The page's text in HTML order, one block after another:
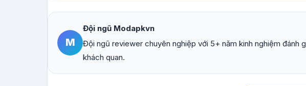
M
Đội ngũ Modapkvn
Đội ngũ reviewer chuyên nghiệp với 5+ năm kinh nghiệm
khách quan.